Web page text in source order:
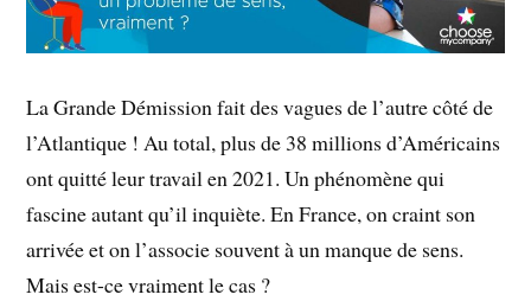
La Grande Démission fait des vagues de l’autre côté de
l’Atlantique ! Au total, plus de 38 millions d’Américains
ont quitté leur travail en 2021. Un phénomène qui
fascine autant qu’il inquiète. En France, on craint son
arrivée et on l’associe souvent à un manque de sens.
Mais est-ce vraiment le cas ?